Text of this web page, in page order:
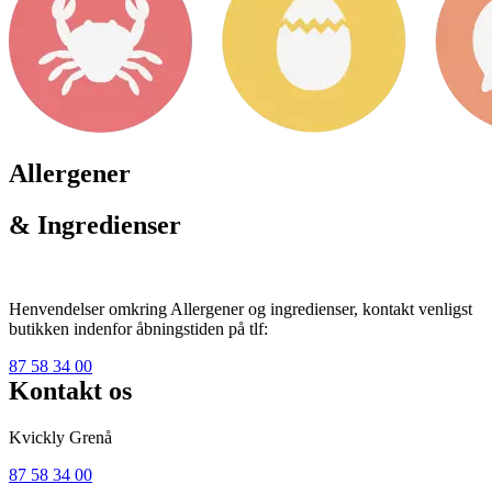
Allergener
& Ingredienser
Henvendelser omkring Allergener og ingredienser, kontakt venligst
butikken indenfor åbningstiden på tlf:
87 58 34 00
Kontakt os
Kvickly Grenå
87 58 34 00